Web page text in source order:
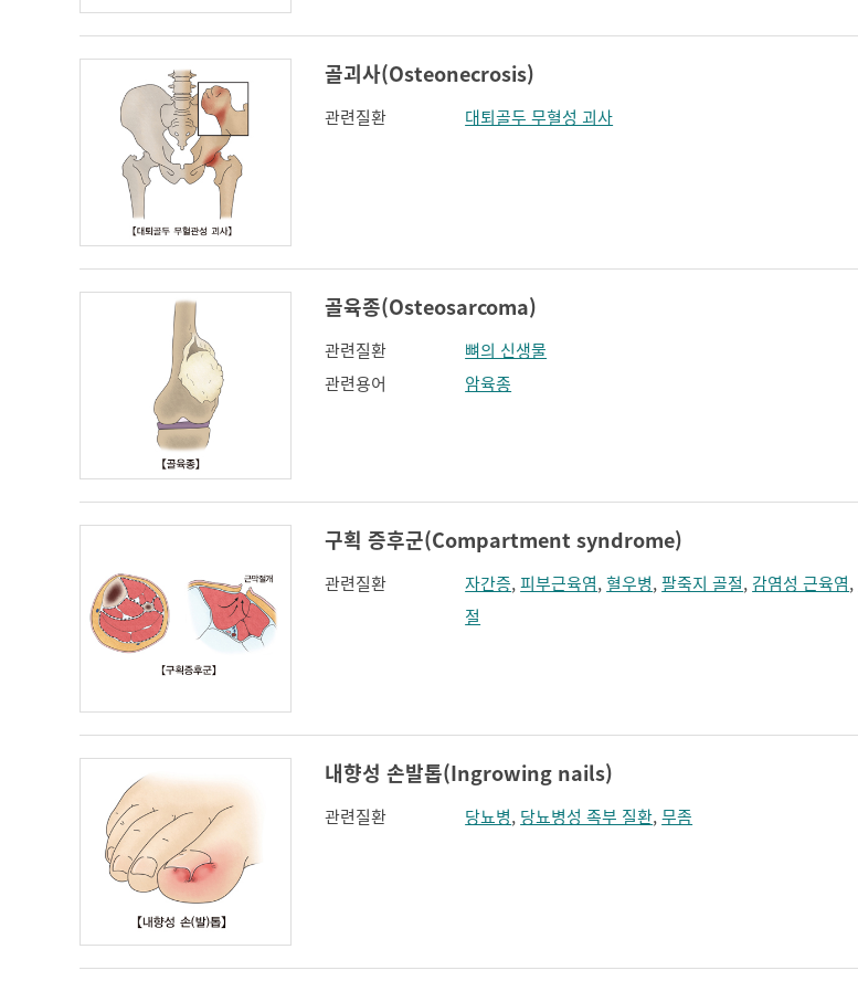
골괴사(Osteonecrosis)
관련질환 대퇴골두 무혈성 괴사
골육종(Osteosarcoma)
관련질환
뼈의 신생물
관련용어
암육종
구획 증후군(Compartment syndrome)
관련질환 자간증,피부근육염,혈우병,팔죽지 골절, 감염성 근육염,
절
내향성 손발톱(Ingrowing nails)
관련질환 당뇨병, 당뇨병성 족부 질환,무좀